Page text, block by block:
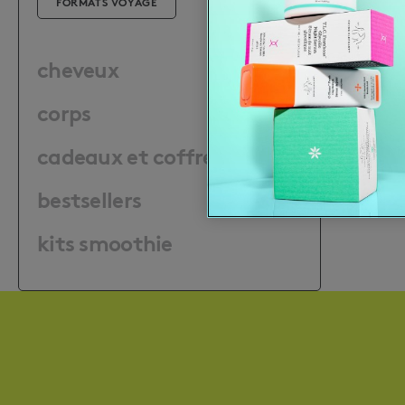
cheveux
corps
cadeaux et coffrets
bestsellers
kits smoothie
Mask
29,00